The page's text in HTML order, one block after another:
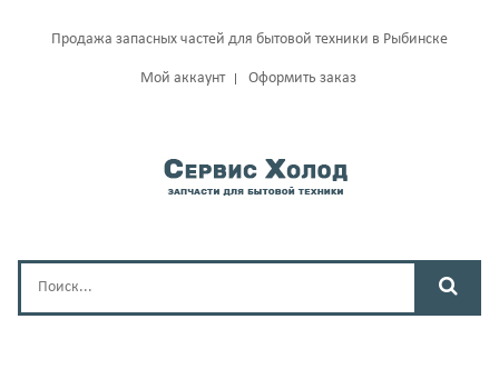
Продажа запасных частей для бытовой техники в Рыбинске
Мой аккаунт Оформить заказ